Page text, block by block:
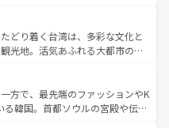
ードやハワイアンミュージッ
ど、すべてがハワイの魅力を彩
しい発見と感動が待っているハ
そびえるウルル（エアーズロッ
原生林やケアンズの熱帯雨林な
また、カフェやワイン、オージ
実しており、サーフィンやダイ
アウトドア好きにはたまらな
な魅力を存分に味わいつくそ
どり着く台湾は、多彩な文化と
光地。活気あふれる大都市の台
ある台湾東部など、都市の喧騒
おり、訪れる人に新しい発見と
また、奥深い台湾の食文化も魅
方で、最先端のファッションやK
韓国。首都ソウルの宮殿や伝統